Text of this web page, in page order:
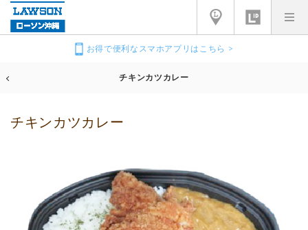
お得で便利なスマホアプリはこちら >
チキンカツカレー
チキンカツカレー